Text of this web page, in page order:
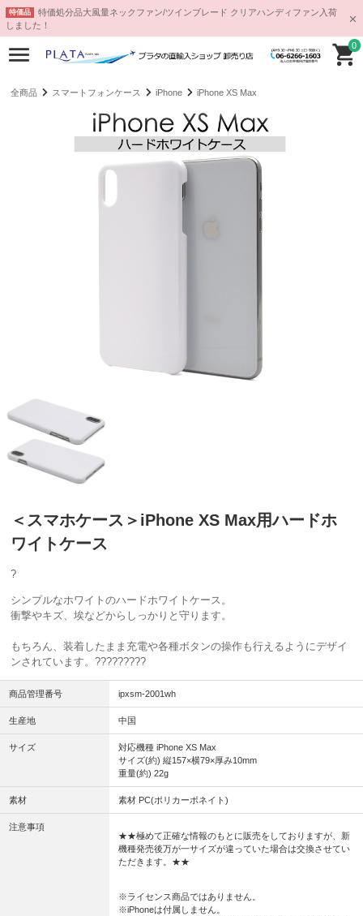
特価品
特価処分品大風量ネックファン/ツインブレード クリアハンディファン入荷
しました！
0
全商品 スマートフォンケース iPhone iPhone XS Max
＜スマホケース＞iPhone XS Max用ハードホ
ワイトケース
?
シンプルなホワイトのハードホワイトケース。
衝撃やキズ、埃などからしっかりと守ります。
もちろん、装着したまま充電や各種ボタンの操作も行えるようにデザイ
ンされています。?????????
商品管理番号 ipxsm-2001wh
生産地 中国
サイズ
対応機種 iPhone XS Max
サイズ(約) 縦157×横79×厚み10mm
重量(約) 22g
素材 素材 PC(ポリカーボネイト)
注意事項
★★極めて正確な情報のもとに販売をしておりますが、新
機種発売後万が一サイズが違っていた場合は交換させてい
ただきます。★★
※ライセンス商品ではありません。
※iPhoneは付属しません。